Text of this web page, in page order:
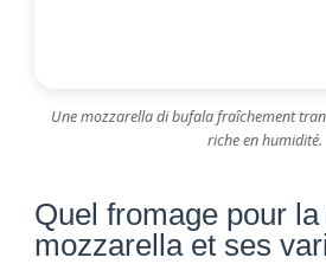
Une mozzarella di bufala fraîchement
riche en humidité.
Quel fromage pour
mozzarella et ses